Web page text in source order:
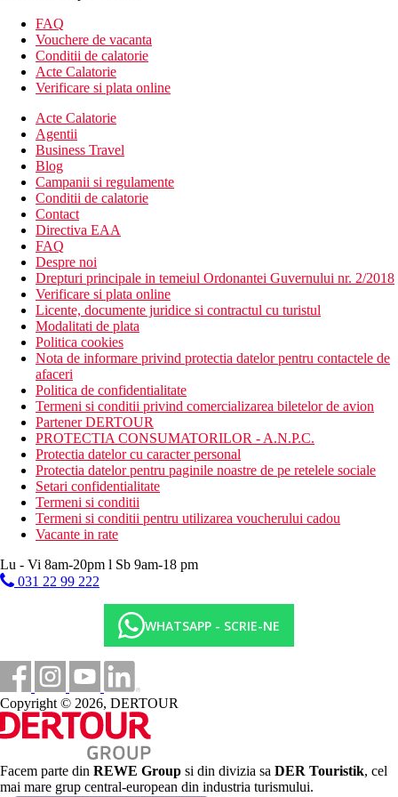
au facilitatile de mai sus):
Camera Deluxe, cu vedere la gradina
Camera Deluxe, cu acces la piscina
Suite Kamakila, cu vedere la mare / gradina
Descrierea hotelului
Hotelul dispune de:
camera de bagaje
birou de turism
schimb valutar
aer conditionat
servicii de curatatorie (contra cost)
curatatorie chimica (contra cost)
menaj zilnic
sala de conferinta (contra cost)
sala de fitness
club pentru copii
cafenea
terasa la soare
gratar (contra cost)
spa & centru de wellness (contra cost)
gradina
lift
restaurant
bar
piscina
serviciu de trezire
parcare
Descrierea plajei
Activitati sportive gratuite
divertisment de seara
sauna
fitness
Activitati sportive contra cost
inchiriere de biciclete
masaj
seri cu cina tematica
spa & centru de wellness
FAQ
Vouchere de vacanta
Conditii de calatorie
Acte Calatorie
Verificare si plata online
Acte Calatorie
Agentii
Business Travel
Blog
Campanii si regulamente
Conditii de calatorie
Contact
Directiva EAA
FAQ
Despre noi
Drepturi principale in temeiul Ordonantei Guvernului nr. 2/2018
Verificare si plata online
Licente, documente juridice si contractul cu turistul
Modalitati de plata
Politica cookies
Nota de informare privind protectia datelor pentru contactele de
afaceri
Politica de confidentialitate
Termeni si conditii privind comercializarea biletelor de avion
Partener DERTOUR
PROTECTIA CONSUMATORILOR - A.N.P.C.
Protectia datelor cu caracter personal
Protectia datelor pentru paginile noastre de pe retelele sociale
Setari confidentialitate
Termeni si conditii
Termeni si conditii pentru utilizarea voucherului cadou
Vacante in rate
Lu - Vi 8am-20pm l Sb 9am-18 pm
031 22 99 222
WHATSAPP - SCRIE-NE
Copyright © 2026, DERTOUR
Facem parte din REWE Group si din divizia sa DER Touristik, cel
mai mare grup central-european din industria turismului.